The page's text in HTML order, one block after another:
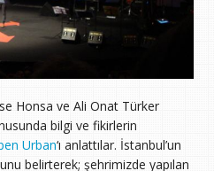
Honsa ve Ali Onat Türker
bilgi ve fikirlerin
Urban‘ı anlattılar. İstanbul’un
belirterek; şehrimizde yapılan